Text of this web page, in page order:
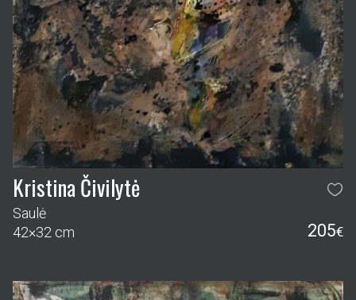
Kristina Čivilytė
Saulė
42×32 cm
205€